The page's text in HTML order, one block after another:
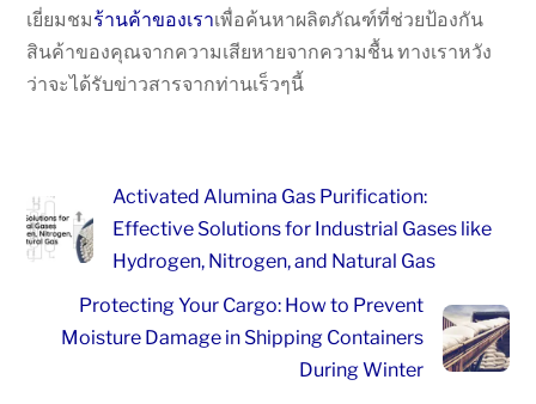
เยี่ยมชมร้านค้าของเราเพื่อค้นหาผลิตภัณฑ์ที่ช่วยป้องกัน
สินค้าของคุณจากความเสียหายจากความชื้น ทางเราหวัง
ว่าจะได้รับข่าวสารจากท่านเร็วๆนี้
Activated Alumina Gas Purification:
Effective Solutions for Industrial Gases like
Hydrogen, Nitrogen, and Natural Gas
Protecting Your Cargo: How to Prevent
Moisture Damage in Shipping Containers
During Winter